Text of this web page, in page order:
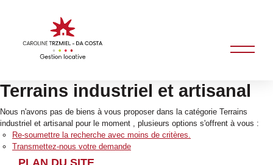
Terrains industriel et artisanal
Nous n'avons pas de biens à vous proposer dans la catégorie Terrains
industriel et artisanal pour le moment , plusieurs options s'offrent à vous :
Re-soumettre la recherche avec moins de critères.
Transmettez-nous votre demande
PLAN DU SITE